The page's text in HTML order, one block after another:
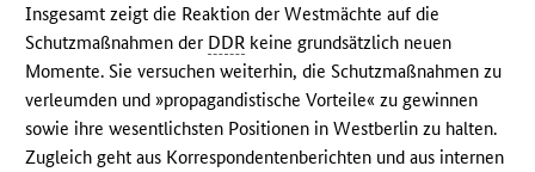
Insgesamt zeigt die Reaktion der Westmächte auf die
Schutzmaßnahmen der DDR keine grundsätzlich neuen
Momente. Sie versuchen weiterhin, die Schutzmaßnahmen zu
verleumden und »propagandistische Vorteile« zu gewinnen
sowie ihre wesentlichsten Positionen in Westberlin zu halten.
Zugleich geht aus Korrespondentenberichten und aus internen